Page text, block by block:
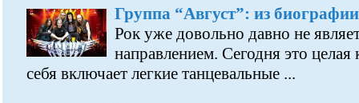
Группа “Август”: из биографии
Рок уже довольно давно не
направлением. Сегодня это целая
себя включает легкие танцевальные ...